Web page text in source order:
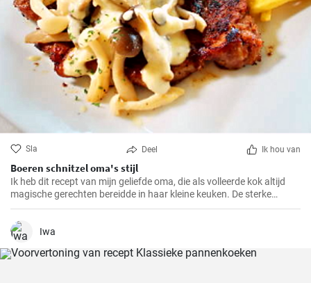
Sla Deel Ik hou van
Boeren schnitzel oma's stijl
Ik heb dit recept van mijn geliefde oma, die als volleerde kok altijd
magische gerechten bereidde in haar kleine keuken. De sterke
smaken en knapperige paneerlaag van de BauernSchnitzel maken
dit gerecht tot mijn absolute favoriet. En het beste eraan is dat het
zo makkelijk te bereiden is dat het ook in jouw keuken een compleet
Iwa